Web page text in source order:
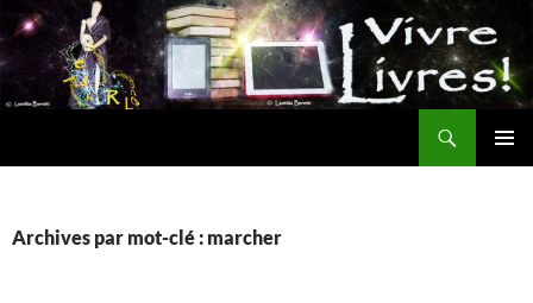
Aller
au
contenu
Archives par mot-clé : marcher